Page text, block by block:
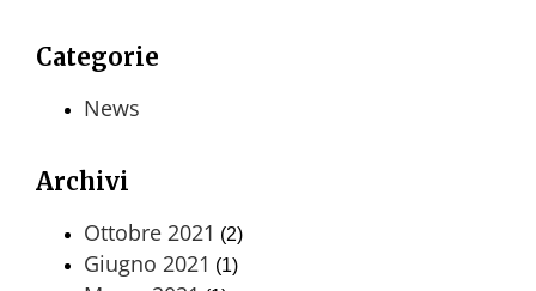
Categorie
News
Archivi
Ottobre 2021 (2)
Giugno 2021 (1)